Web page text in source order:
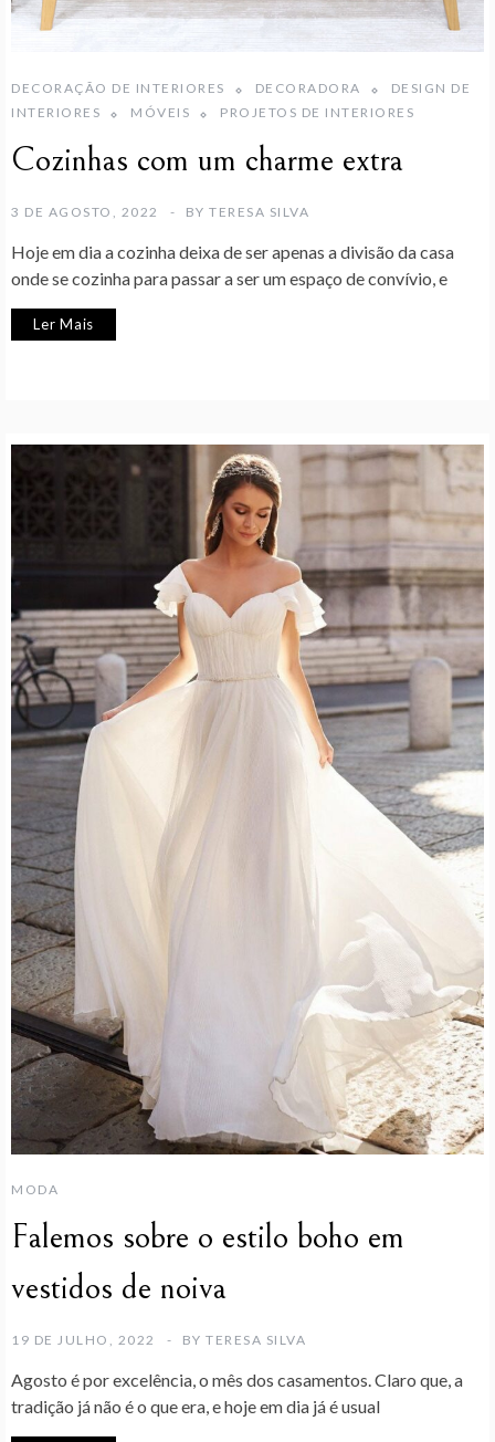
DECORAÇÃO DE INTERIORES DECORADORA
DESIGN DE
INTERIORES
MÓVEIS PROJETOS DE INTERIORES
Cozinhas com um charme extra
3 DE AGOSTO, 2022 BY TERESA SILVA
Hoje em dia a cozinha deixa de ser apenas a divisão da casa
onde se cozinha para passar a ser um espaço de convívio, e
Ler Mais
MODA
Falemos sobre o estilo boho em
vestidos de noiva
19 DE JULHO, 2022 BY TERESA SILVA
Agosto é por excelência, o mês dos casamentos. Claro que, a
tradição já não é o que era, e hoje em dia já é usual